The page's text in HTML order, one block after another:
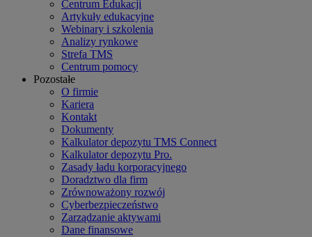
Centrum Edukacji
Artykuły edukacyjne
Webinary i szkolenia
Analizy rynkowe
Strefa TMS
Centrum pomocy
Pozostałe
O firmie
Kariera
Kontakt
Dokumenty
Kalkulator depozytu TMS Connect
Kalkulator depozytu Pro.
Zasady ładu korporacyjnego
Doradztwo dla firm
Zrównoważony rozwój
Cyberbezpieczeństwo
Zarządzanie aktywami
Dane finansowe